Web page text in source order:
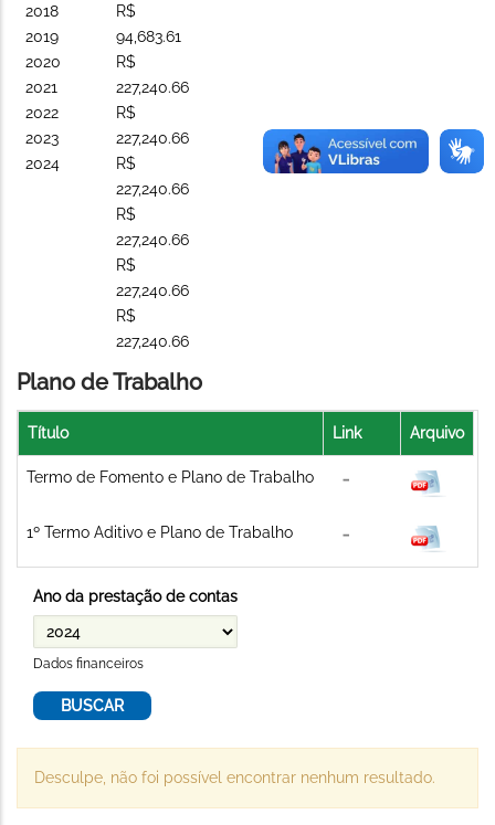
2018
2019
2020
2021
2022
2023
2024
R$
94,683.61
R$
227,240.66
R$
227,240.66
R$
227,240.66
R$
227,240.66
R$
227,240.66
R$
227,240.66
Plano de Trabalho
Título Link Arquivo
Termo de Fomento e Plano de Trabalho
1º Termo Aditivo e Plano de Trabalho
Ano da prestação de contas
Dados financeiros
Desculpe, não foi possível encontrar nenhum resultado.